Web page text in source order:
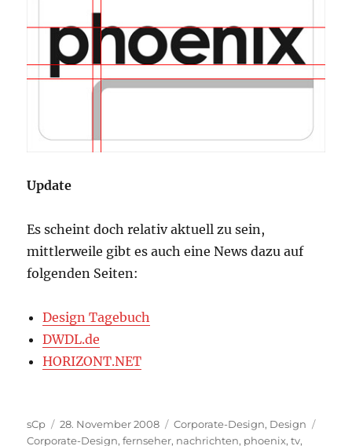
Update
Es scheint doch relativ aktuell zu sein,
mittlerweile gibt es auch eine News dazu auf
folgenden Seiten:
Design Tagebuch
DWDL.de
HORIZONT.NET
Autor
sCp
Veröffentlicht
am
28. November 2008 Kategorien
Corporate-Design, Design
Corporate-Design,fernseher, nachrichten, phoenix,tv,